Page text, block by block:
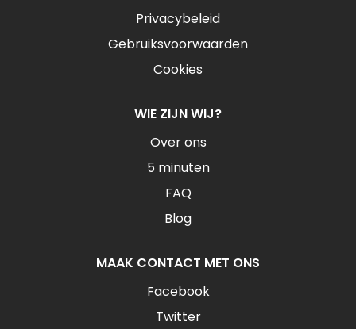
Privacybeleid
Gebruiksvoorwaarden
Cookies
WIE ZIJN WIJ?
Over ons
5 minuten
FAQ
Blog
MAAK CONTACT MET ONS
Facebook
Twitter